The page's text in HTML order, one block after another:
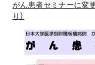
がん患者セミナーに変
り）